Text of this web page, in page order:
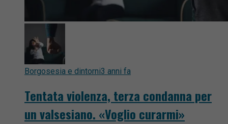
Borgosesia e dintorni3 anni fa
Tentata violenza, terza condanna per
un valsesiano. «Voglio curarmi»